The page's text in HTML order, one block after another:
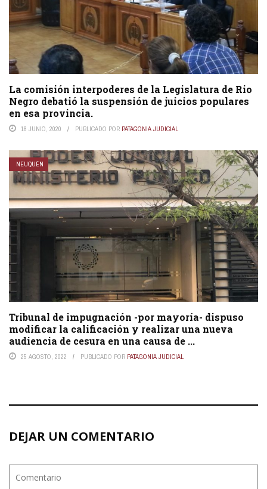
La comisión interpoderes de la Legislatura de Rio
Negro debatió la suspensión de juicios populares
en esa provincia.
18 JUNIO, 2020 PUBLICADO POR PATAGONIA JUDICIAL
NEUQUÉN
Tribunal de impugnación -por mayoría- dispuso
modificar la calificación y realizar una nueva
audiencia de cesura en una causa de ...
25 AGOSTO, 2022 PUBLICADO POR PATAGONIA JUDICIAL
DEJAR UN COMENTARIO